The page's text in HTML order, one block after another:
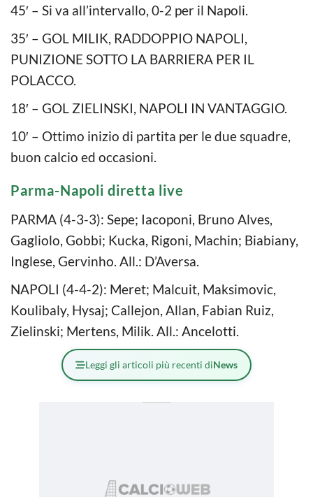
45′ – Si va all’intervallo, 0-2 per il Napoli.
35′ – GOL MILIK, RADDOPPIO NAPOLI,
PUNIZIONE SOTTO LA BARRIERA PER IL
POLACCO.
18′ – GOL ZIELINSKI, NAPOLI IN VANTAGGIO.
10′ – Ottimo inizio di partita per le due squadre,
buon calcio ed occasioni.
Parma-Napoli diretta live
PARMA (4-3-3): Sepe; Iacoponi, Bruno Alves,
Gagliolo, Gobbi; Kucka, Rigoni, Machin; Biabiany,
Inglese, Gervinho. All.: D’Aversa.
NAPOLI (4-4-2): Meret; Malcuit, Maksimovic,
Koulibaly, Hysaj; Callejon, Allan, Fabian Ruiz,
Zielinski; Mertens, Milik. All.: Ancelotti.
Leggi gli articoli più recenti diNews